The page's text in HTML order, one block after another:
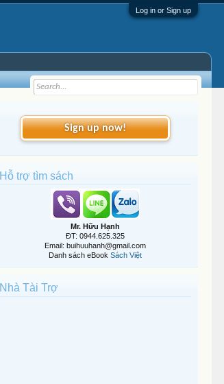
Log in or Sign up
Sign up now!
Hỗ trợ tìm sách
Mr. Hữu Hạnh
ĐT: 0944.625.325
Email: buihuuhanh@gmail.com
Danh sách eBook Sách Việt
Nhà Tài Trợ